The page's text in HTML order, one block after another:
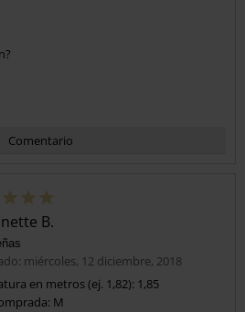
Comentario
B.
miércoles, 12 diciembre, 2018
en metros (ej. 1,82): 1,85
M